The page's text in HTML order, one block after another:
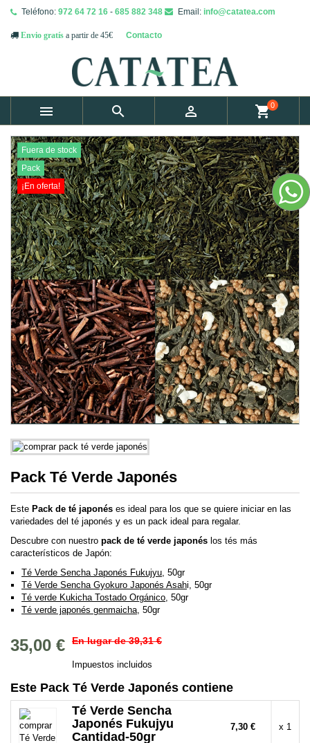
Teléfono: 972 64 72 16 - 685 882 348 Email: info@catatea.com
Envio gratís a partir de 45€ Contacto
   shopping_cart0
Fuera de stock
Pack
¡En oferta!
Pack Té Verde Japonés
Este Pack de té japonés es ideal para los que se quiere iniciar en las
variedades del té japonés y es un pack ideal para regalar.
Descubre con nuestro pack de té verde japonés los tés más
característicos de Japón:
Té Verde Sencha Japonés Fukujyu, 50gr
Té Verde Sencha Gyokuro Japonés Asahi, 50gr
Té verde Kukicha Tostado Orgánico, 50gr
Té verde japonés genmaicha, 50gr
35,00 € En lugar de 39,31 €
Impuestos incluidos
Este Pack Té Verde Japonés contiene
Té Verde Sencha
Japonés Fukujyu
Cantidad-50gr
7,30 € x 1